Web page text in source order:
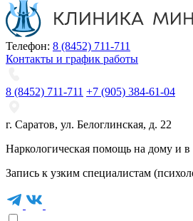
Телефон: 8 (8452) 711-711
Контакты и график работы
8 (8452) 711-711 +7 (905) 384-61-04
г. Саратов, ул. Белоглинская, д. 22
Наркологическая помощь на дому и в
Запись к узким специалистам